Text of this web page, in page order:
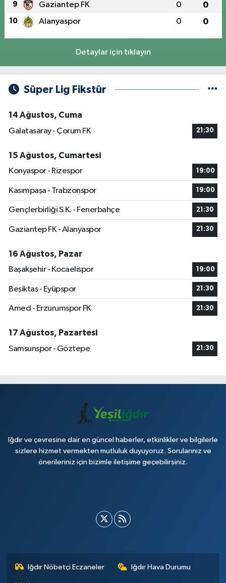
9 Gaziantep FK 0 0
10 Alanyaspor 0 0
Detaylar için tıklayın
Süper Lig Fikstür
14 Ağustos, Cuma
Galatasaray - Çorum FK
21:30
15 Ağustos, Cumartesi
Konyaspor - Rizespor
19:00
Kasımpaşa - Trabzonspor 19:00
Gençlerbirliği S.K. - Fenerbahçe 21:30
Gaziantep FK - Alanyaspor 21:30
16 Ağustos, Pazar
Başakşehir - Kocaelispor
19:00
Beşiktaş - Eyüpspor 21:30
Amed - Erzurumspor FK 21:30
17 Ağustos, Pazartesi
Samsunspor - Göztepe
21:30
Iğdır ve çevresine dair en güncel haberler, etkinlikler ve bilgilerle
sizlere hizmet vermekten mutluluk duyuyoruz. Sorularınız ve
önerileriniz için bizimle iletişime geçebilirsiniz.
Iğdır Nöbetçi Eczaneler Iğdır Hava Durumu